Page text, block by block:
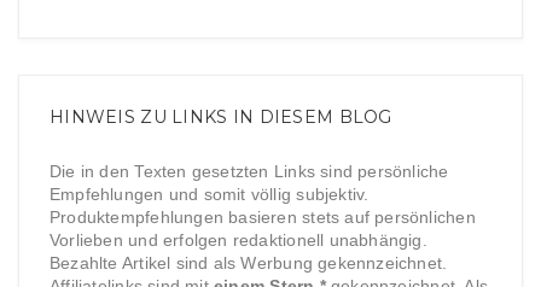
HINWEIS ZU LINKS IN DIESEM BLOG
Die in den Texten gesetzten Links sind persönliche
Empfehlungen und somit völlig subjektiv.
Produktempfehlungen basieren stets auf persönlichen
Vorlieben und erfolgen redaktionell unabhängig.
Bezahlte Artikel sind als Werbung gekennzeichnet.